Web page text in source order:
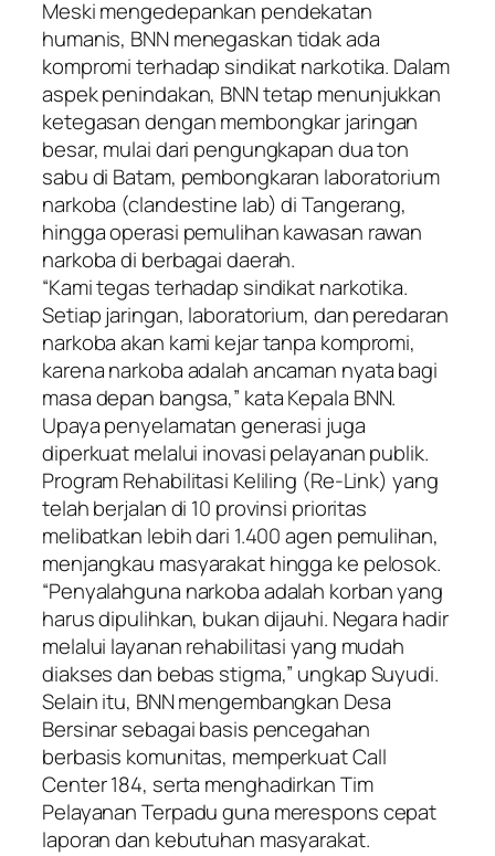
Meski mengedepankan pendekatan
humanis, BNN menegaskan tidak ada
kompromi terhadap sindikat narkotika. Dalam
aspek penindakan, BNN tetap menunjukkan
ketegasan dengan membongkar jaringan
besar, mulai dari pengungkapan dua ton
sabu di Batam, pembongkaran laboratorium
narkoba (clandestine lab) di Tangerang,
hingga operasi pemulihan kawasan rawan
narkoba di berbagai daerah.
“Kami tegas terhadap sindikat narkotika.
Setiap jaringan, laboratorium, dan peredaran
narkoba akan kami kejar tanpa kompromi,
karena narkoba adalah ancaman nyata bagi
masa depan bangsa,” kata Kepala BNN.
Upaya penyelamatan generasi juga
diperkuat melalui inovasi pelayanan publik.
Program Rehabilitasi Keliling (Re-Link) yang
telah berjalan di 10 provinsi prioritas
melibatkan lebih dari 1.400 agen pemulihan,
menjangkau masyarakat hingga ke pelosok.
“Penyalahguna narkoba adalah korban yang
harus dipulihkan, bukan dijauhi. Negara hadir
melalui layanan rehabilitasi yang mudah
diakses dan bebas stigma,” ungkap Suyudi.
Selain itu, BNN mengembangkan Desa
Bersinar sebagai basis pencegahan
berbasis komunitas, memperkuat Call
Center 184, serta menghadirkan Tim
Pelayanan Terpadu guna merespons cepat
laporan dan kebutuhan masyarakat.